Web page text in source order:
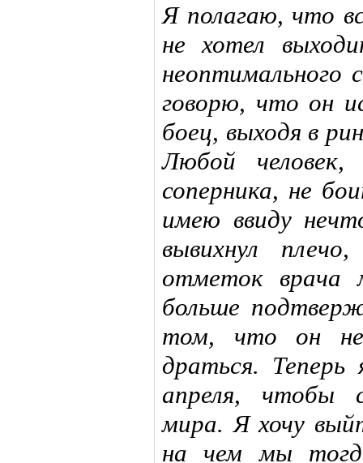
Я полагаю, что
не хотел
неоптимального
говорю, что он
боец, выходя в
Любой
соперника, не
имею ввиду
вывихнул
отметок
больше
том, что он
драться.
апреля, чтобы
мира. Я хочу
на чем мы